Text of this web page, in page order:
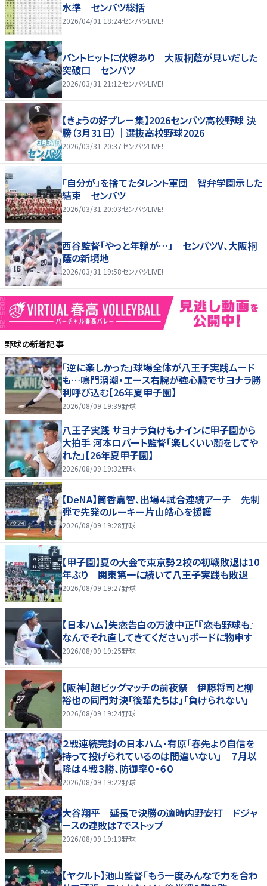
水準 センバツ総括
2026/04/01 18:24センバツLIVE!
バントヒットに伏線あり 大阪桐蔭が見いだした
突破口 センバツ
2026/03/31 21:12センバツLIVE!
【きょうの好プレー集】2026センバツ高校野球 決
勝（3月31日）｜選抜高校野球2026
2026/03/31 20:37センバツLIVE!
「自分が」を捨てたタレント軍団 智弁学園示した
結束 センバツ
2026/03/31 20:03センバツLIVE!
西谷監督「やっと年輪が…」 センバツV、大阪桐
蔭の新境地
2026/03/31 19:58センバツLIVE!
野球の新着記事
「逆に楽しかった」球場全体が八王子実践ムード
も…鳴門渦潮・エース右腕が強心臓でサヨナラ勝
利呼び込む【26年夏甲子園】
2026/08/09 19:39野球
八王子実践 サヨナラ負けもナインに甲子園から
大拍手 河本ロバート監督「楽しくいい顔をしてや
れた」【26年夏甲子園】
2026/08/09 19:32野球
【DeNA】筒香嘉智、出場４試合連続アーチ 先制
弾で先発のルーキー片山皓心を援護
2026/08/09 19:28野球
【甲子園】夏の大会で東京勢２校の初戦敗退は10
年ぶり 関東第一に続いて八王子実践も敗退
2026/08/09 19:27野球
【日本ハム】失恋告白の万波中正「『恋も野球も』
なんでそれ直してきてください」ボードに物申す
2026/08/09 19:25野球
【阪神】超ビッグマッチの前夜祭 伊藤将司と柳
裕也の同門対決「後輩たちは」「負けられない」
2026/08/09 19:24野球
２戦連続完封の日本ハム・有原「春先より自信を
持って投げられているのは間違いない」 ７月以
降は４戦３勝、防御率０・６０
2026/08/09 19:22野球
大谷翔平 延長で決勝の適時内野安打 ドジャ
ースの連敗は7でストップ
2026/08/09 19:13野球
【ヤクルト】池山監督「もう一度みんなで力を合わ